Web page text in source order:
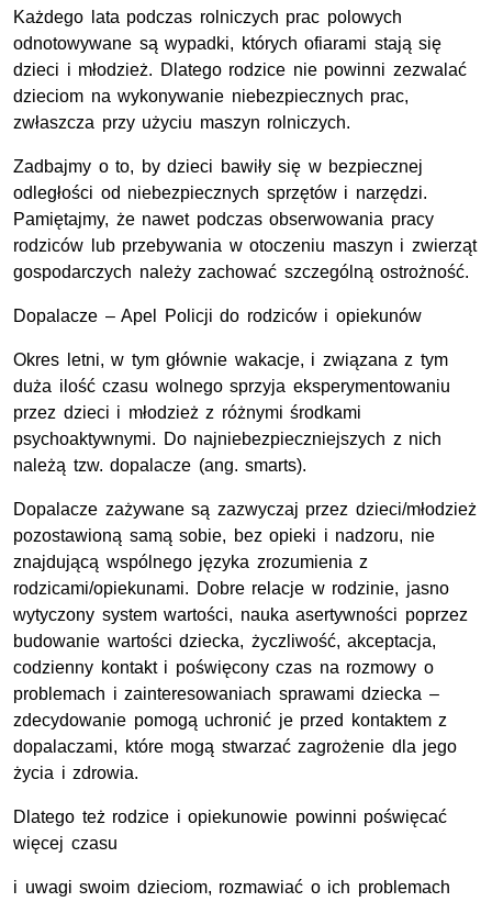
Każdego lata podczas rolniczych prac polowych
odnotowywane są wypadki, których ofiarami stają się
dzieci i młodzież. Dlatego rodzice nie powinni zezwalać
dzieciom na wykonywanie niebezpiecznych prac,
zwłaszcza przy użyciu maszyn rolniczych.
Zadbajmy o to, by dzieci bawiły się w bezpiecznej
odległości od niebezpiecznych sprzętów i narzędzi.
Pamiętajmy, że nawet podczas obserwowania pracy
rodziców lub przebywania w otoczeniu maszyn i zwierząt
gospodarczych należy zachować szczególną ostrożność.
Dopalacze – Apel Policji do rodziców i opiekunów
Okres letni, w tym głównie wakacje, i związana z tym
duża ilość czasu wolnego sprzyja eksperymentowaniu
przez dzieci i młodzież z różnymi środkami
psychoaktywnymi. Do najniebezpieczniejszych z nich
należą tzw. dopalacze (ang. smarts).
Dopalacze zażywane są zazwyczaj przez dzieci/młodzież
pozostawioną samą sobie, bez opieki i nadzoru, nie
znajdującą wspólnego języka zrozumienia z
rodzicami/opiekunami. Dobre relacje w rodzinie, jasno
wytyczony system wartości, nauka asertywności poprzez
budowanie wartości dziecka, życzliwość, akceptacja,
codzienny kontakt i poświęcony czas na rozmowy o
problemach i zainteresowaniach sprawami dziecka –
zdecydowanie pomogą uchronić je przed kontaktem z
dopalaczami, które mogą stwarzać zagrożenie dla jego
życia i zdrowia.
Dlatego też rodzice i opiekunowie powinni poświęcać
więcej czasu
i uwagi swoim dzieciom, rozmawiać o ich problemach